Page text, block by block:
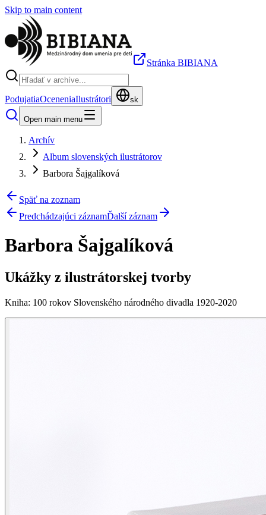
Skip to main content
Stránka BIBIANA
PodujatiaOceneniaIlustrátori sk
Open main menu
Archív
Album slovenských ilustrátorov
Barbora Šajgalíková
Späť na zoznam
Predchádzajúci záznamĎalší záznam
Barbora Šajgalíková
Ukážky z ilustrátorskej tvorby
Kniha: 100 rokov Slovenského národného divadla 1920-2020